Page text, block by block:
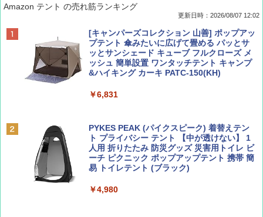
ディズニーファン ２０２６年 ９月号 [雑
誌] (ＤＩＳＮＥＹ ＦＡＮ)
￥713
￥1,500
D40 地球の歩き方 チェンマイ タイ北部の魅
力的な町 2026～2027 地球の歩き方D アジア
￥2,079
￥2,479
Amazon テント の売れ筋ランキング
更新日時：2026/08/07 12:02
[キャンパーズコレクション 山善] ポップアッ
プテント 傘みたいに広げて畳める パッとサ
ッとサンシェード キューブ フルクローズ メ
ッシュ 簡単設置 ワンタッチテント キャンプ
&ハイキング カーキ PATC-150(KH)
￥6,831
PYKES PEAK (パイクスピーク) 着替えテン
ト プライバシー テント 【中が透けない】 1
人用 折りたたみ 防災グッズ 災害用トイレ ビ
ーチ ピクニック ポップアップテント 携帯 簡
易 トイレテント (ブラック)
￥4,980